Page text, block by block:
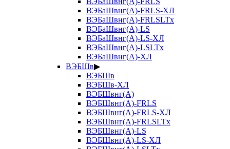
ВЭБаШвнг(А)-FRLS-ХЛ
ВЭБаШвнг(А)-FRLSLTx
ВЭБаШвнг(А)-LS
ВЭБаШвнг(А)-LS-ХЛ
ВЭБаШвнг(А)-LSLTx
ВЭБаШвнг(А)-ХЛ
ВЭБШв▶
ВЭБШв
ВЭБШв-ХЛ
ВЭБШвнг(А)
ВЭБШвнг(А)-FRLS
ВЭБШвнг(А)-FRLS-ХЛ
ВЭБШвнг(А)-FRLSLTx
ВЭБШвнг(А)-LS
ВЭБШвнг(А)-LS-ХЛ